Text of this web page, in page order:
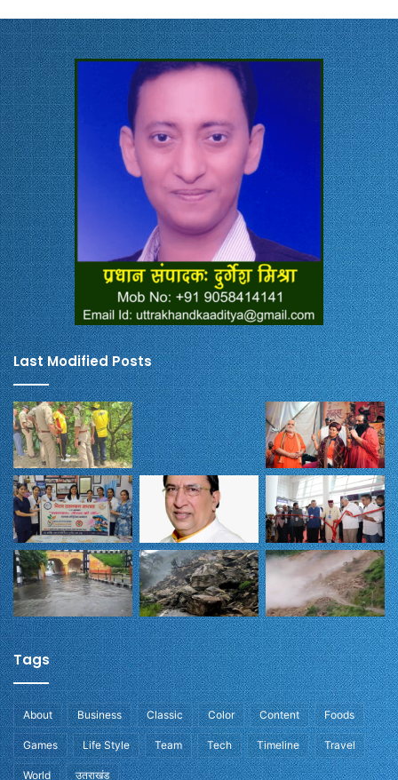
Last Modified Posts
Tags
About Business Classic Color Content Foods
Games Life Style Team Tech Timeline Travel
World उतराखंड